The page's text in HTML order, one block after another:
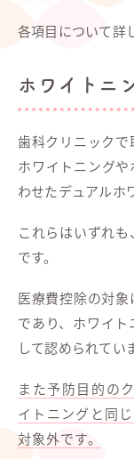
各項目について詳
ホワイトニ
歯科クリニック
ホワイトニング
わせたデュアルホ
これらはいずれ
です。
医療費控除の対
であり、ホワイ
して認められてい
また予防目的の
イトニングと同
対象外です。